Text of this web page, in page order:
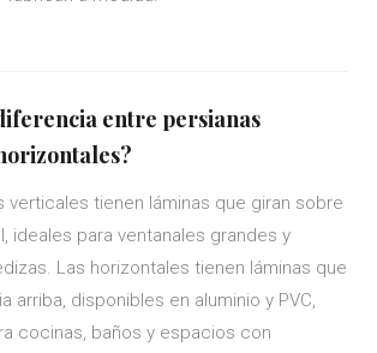
entre persianas
verticales tienen láminas que giran sobre
ideales para ventanales grandes y
Las horizontales tienen láminas que
arriba, disponibles en aluminio y PVC,
cocinas, baños y espacios con